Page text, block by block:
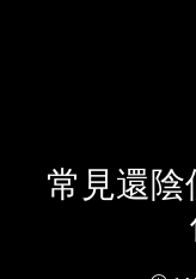
常見還